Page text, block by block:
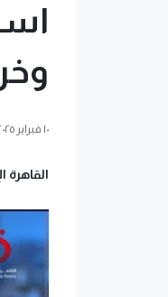
١٠ فبراير ٢٠٢٥
القاهرة